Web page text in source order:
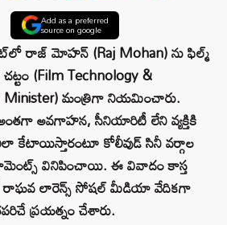
Add as a preferred
source on google
రాజ్ మోహన్ (Raj Mohan) ను ఫిల్మ్
(Film Technology &
Minister) మంత్రిగా నియమించారు.
అవగాహన, సీనియారిటీ లేని వ్యక్తికి
కేటాయిస్తారంటూ కోలీవుడ్ సినీ వర్గాల
వినిపించాయి. ఈ వివాదం కాస్త
రాఘవ లారెన్స్ సోషల్ మీడియా వేదికగా
ప్రయత్నం చేశారు.